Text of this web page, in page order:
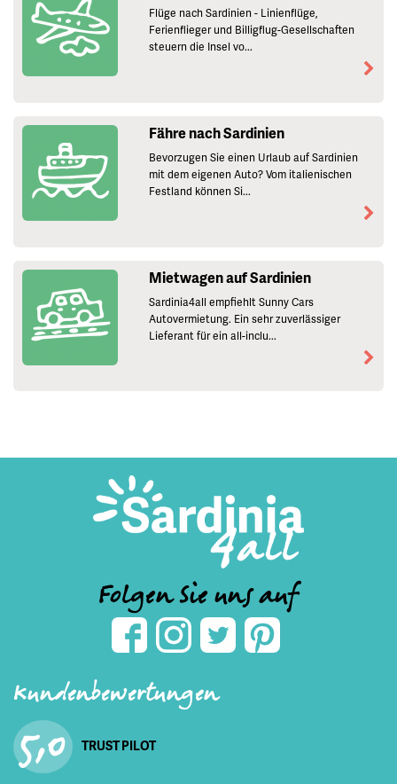
Flüge nach Sardinien - Linienflüge,
Ferienflieger und Billigflug-Gesellschaften
steuern die Insel vo...
Fähre nach Sardinien
Bevorzugen Sie einen Urlaub auf Sardinien
mit dem eigenen Auto? Vom italienischen
Festland können Si...
Mietwagen auf Sardinien
Sardinia4all empfiehlt Sunny Cars
Autovermietung. Ein sehr zuverlässiger
Lieferant für ein all-inclu...
Folgen Sie uns auf
Kundenbewertungen
5,0 TRUST PILOT